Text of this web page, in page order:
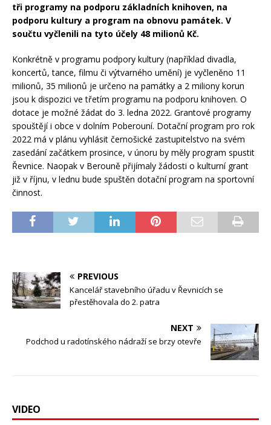
tři programy na podporu základních knihoven, na
podporu kultury a program na obnovu památek. V
součtu vyčlenili na tyto účely 48 milionů Kč.
Konkrétně v programu podpory kultury (například divadla,
koncertů, tance, filmu či výtvarného umění) je vyčleněno 11
milionů, 35 milionů je určeno na památky a 2 miliony korun
jsou k dispozici ve třetím programu na podporu knihoven. O
dotace je možné žádat do 3. ledna 2022. Grantové programy
spouštějí i obce v dolním Poberouní. Dotační program pro rok
2022 má v plánu vyhlásit černošické zastupitelstvo na svém
zasedání začátkem prosince, v únoru by měly program spustit
Řevnice. Naopak v Berouně přijímaly žádosti o kulturní grant
již v říjnu, v lednu bude spuštěn dotační program na sportovní
činnost.
PREVIOUS
Kancelář stavebního úřadu v Řevnicích se
přestěhovala do 2. patra
NEXT
Podchod u radotínského nádraží se brzy otevře
VIDEO